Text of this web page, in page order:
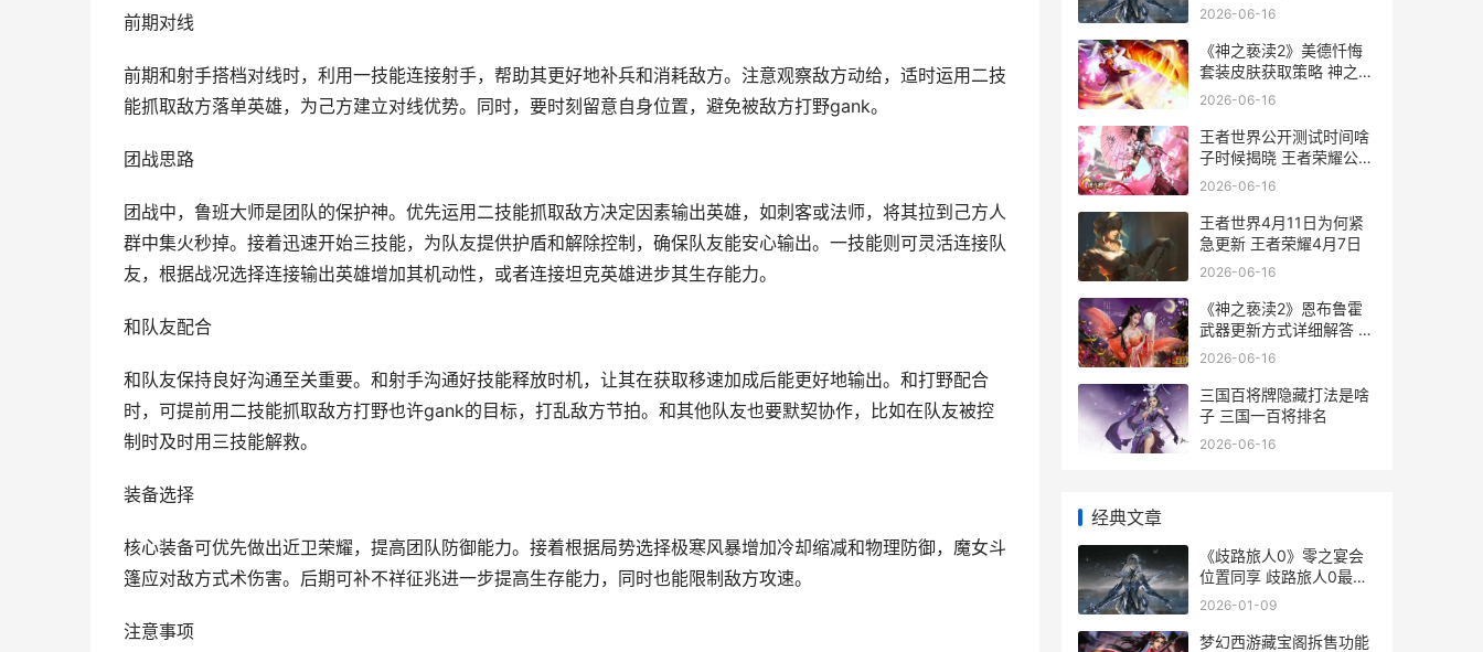
前期对线
前期和射手搭档对线时，利用一技能连接射手，帮助其更好地补兵和消耗敌方。注意观察敌方动给，适时运用二技
能抓取敌方落单英雄，为己方建立对线优势。同时，要时刻留意自身位置，避免被敌方打野gank。
团战思路
团战中，鲁班大师是团队的保护神。优先运用二技能抓取敌方决定因素输出英雄，如刺客或法师，将其拉到己方人
群中集火秒掉。接着迅速开始三技能，为队友提供护盾和解除控制，确保队友能安心输出。一技能则可灵活连接队
友，根据战况选择连接输出英雄增加其机动性，或者连接坦克英雄进步其生存能力。
和队友配合
和队友保持良好沟通至关重要。和射手沟通好技能释放时机，让其在获取移速加成后能更好地输出。和打野配合
时，可提前用二技能抓取敌方打野也许gank的目标，打乱敌方节拍。和其他队友也要默契协作，比如在队友被控
制时及时用三技能解救。
装备选择
核心装备可优先做出近卫荣耀，提高团队防御能力。接着根据局势选择极寒风暴增加冷却缩减和物理防御，魔女斗
篷应对敌方式术伤害。后期可补不祥征兆进一步提高生存能力，同时也能限制敌方攻速。
注意事项
2026-06-16
《神之亵渎2》美德忏悔
套装皮肤获取策略 神之亵
渎2空中冲刺怎么获得
2026-06-16
王者世界公开测试时间啥
子时候揭晓 王者荣耀公测
叫什么名字
2026-06-16
王者世界4月11日为何紧
急更新 王者荣耀4月7日
2026-06-16
《神之亵渎2》恩布鲁霍
武器更新方式详细解答 神
之亵渎2孽刃怎么获取
2026-06-16
三国百将牌隐藏打法是啥
子 三国一百将排名
2026-06-16
经典文章
《歧路旅人0》零之宴会
位置同享 歧路旅人0最强
阵容推荐
2026-01-09
梦幻西游藏宝阁拆售功能